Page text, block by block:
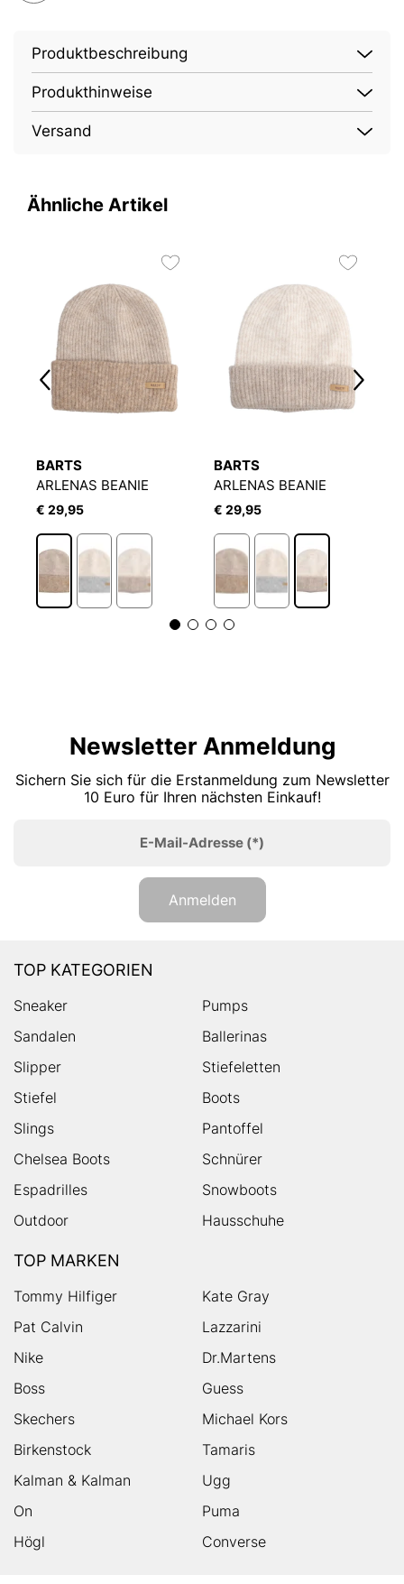
Produktbeschreibung
Produkthinweise
Versand
Ähnliche Artikel
BARTS
ARLENAS BEANIE
€ 29,95
BARTS
ARLENAS BEANIE
€ 29,95
Newsletter Anmeldung
Sichern Sie sich für die Erstanmeldung zum Newsletter
10 Euro für Ihren nächsten Einkauf!
E-Mail-Adresse (*)
Anmelden
TOP KATEGORIEN
Sneaker
Pumps
Sandalen
Ballerinas
Slipper
Stiefeletten
Stiefel
Boots
Slings
Pantoffel
Chelsea Boots
Schnürer
Espadrilles
Snowboots
Outdoor
Hausschuhe
TOP MARKEN
Tommy Hilfiger
Kate Gray
Pat Calvin
Lazzarini
Nike
Dr.Martens
Boss
Guess
Skechers
Michael Kors
Birkenstock
Tamaris
Kalman & Kalman
Ugg
On
Puma
Högl
Converse